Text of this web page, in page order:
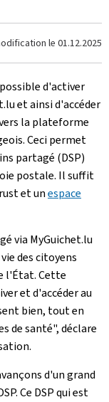
le 01.12.2025
d'activer
et ainsi d'accéder
la plateforme
Ceci permet
partagé (DSP)
postale. Il suffit
et unespace
via MyGuichet.lu
des citoyens
l'État. Cette
et d'accéder au
bien, tout en
de santé", déclare
d'un grand
Ce DSP qui est